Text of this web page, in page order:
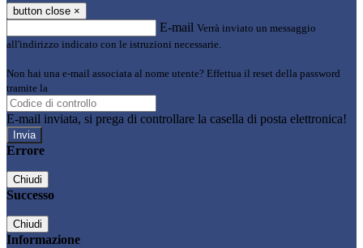
button close ×
E-mail Verrà inviato un messaggio
all'indirizzo indicato con le istruzioni necessarie.
Non hai una e-mail associata al nome utente? Effettua il reset della password
tramite la
E-mail inviata, si prega di controllare la casella di posta elettronica!
Errore
Chiudi
Successo
Chiudi
Informazione